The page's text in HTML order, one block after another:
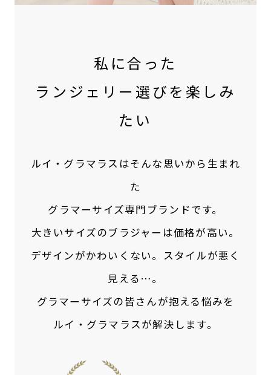
私に合った
ランジェリー選びを楽しみ
たい
ルイ・グラマラスはそんな思いから生まれ
た
グラマーサイズ専門ブランドです。
大きいサイズのブラジャーは価格が高い。
デザインがかわいくない。スタイルが悪く
見える…。
グラマーサイズの皆さんが抱える悩みを
ルイ・グラマラスが解決します。